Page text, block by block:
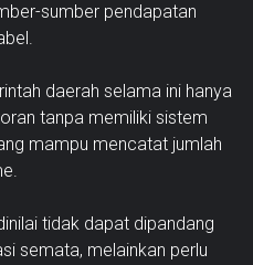
sumber pendapatan
daerah selama ini hanya
tanpa memiliki sistem
mampu mencatat jumlah
tidak dapat dipandang
semata, melainkan perlu